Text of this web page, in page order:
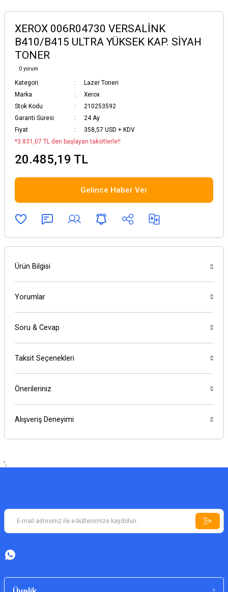
XEROX 006R04730 VERSALİNK
B410/B415 ULTRA YÜKSEK KAP. SİYAH
TONER
0 yorum
Kategori
Lazer Toneri
Marka
Xerox
Stok Kodu
210253592
Garanti Süresi
24 Ay
Fiyat
358,57 USD + KDV
*3.831,07 TL den başlayan taksitlerle!!
20.485,19 TL
Gelince Haber Ver
Ürün Bilgisi
Yorumlar
Soru & Cevap
Taksit Seçenekleri
Önerileriniz
Alışveriş Deneyimi
',